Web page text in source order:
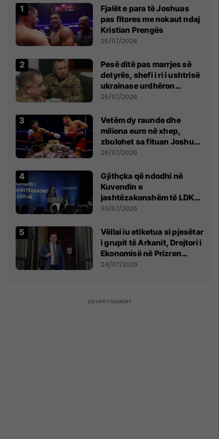
Fjalët e para të Joshuas
pas fitores me nokaut ndaj
Kristian Prengës
26/07/2026
Pesë ditë pas marrjes së
detyrës, shefi i ri i ushtrisë
ukrainase urdhëron
kontroll të madh
26/07/2026
Vetëm dy raunde dhe
miliona euro në xhep,
zbulohet sa fituan Joshua
e Prenga
26/07/2026
Gjithçka që ndodhi në
Kuvendin e
jashtëzakonshëm të LDK-
së
30/07/2026
Vëllai iu etiketua si pjesëtar
i grupit të Arkanit, Drejtori i
Ekonomisë në Prizren
mohon pretendimet
24/07/2026